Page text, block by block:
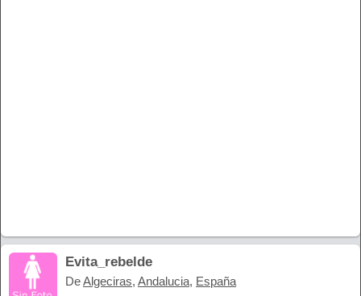
Evita_rebelde
DeAlgeciras, Andalucia, España